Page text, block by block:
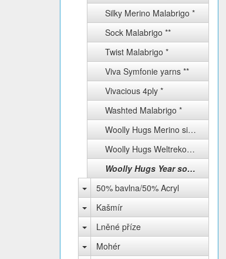
Silky Merino Malabrigo *
Sock Malabrigo **
Twist Malabrigo *
Viva Symfonie yarns **
Vivacious 4ply *
Washted Malabrigo *
Woolly Hugs Merino silk socks **
Woolly Hugs Weltrekord sockenwolle 4-fach *
Woolly Hugs Year socks **
50% bavlna/50% Acryl
Kašmír
Lněné příze
Mohér